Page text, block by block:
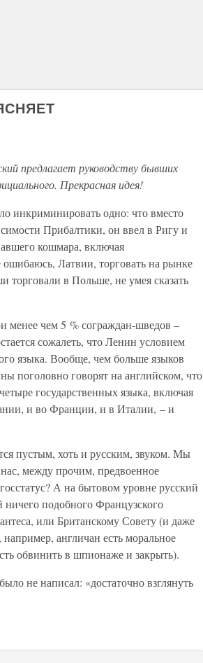
предлагает руководству бывших
Прекрасная идея!
инкриминировать одно: что вместо
Прибалтики, он ввел в Ригу и
кошмара, включая
ошибаюсь, Латвии, торговать на рынке
торговали в Польше, не умея сказать
менее чем 5 % сограждан-шведов –
сожалеть, что Ленин условием
языка. Вообще, чем больше языков
поголовно говорят на английском, что
государственных языка, включая
и во Франции, и в Италии, – и
пустым, хоть и русским, звуком. Мы
между прочим, предвоенное
А на бытовом уровне русский
ничего подобного Французского
или Британскому Совету (и даже
англичан есть моральное
обвинить в шпионаже и закрыть).
не написал: «достаточно взглянуть